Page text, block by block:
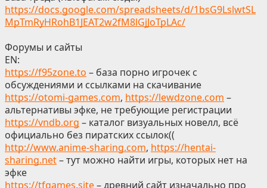
https://docs.google.com/spreadsheets/d/1bsG9LslwtSL
MpTmRyHRohB1JEAT2w2fM8lGjJoTpLAc/
Форумы и сайты
EN:
https://f95zone.to – база порно игрочек с
обсуждениями и ссылками на скачивание
https://otomi-games.com, https://lewdzone.com –
альтернативы эфке, не требующие регистрации
https://vndb.org – каталог визуальных новелл, всё
официально без пиратских ссылок((
http://www.anime-sharing.com, https://hentai-
sharing.net– тут можно найти игры, которых нет на
эфке
https://tfgames.site– древний сайт изначально про